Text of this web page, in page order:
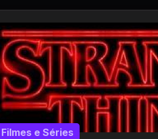
Filmes e Séries